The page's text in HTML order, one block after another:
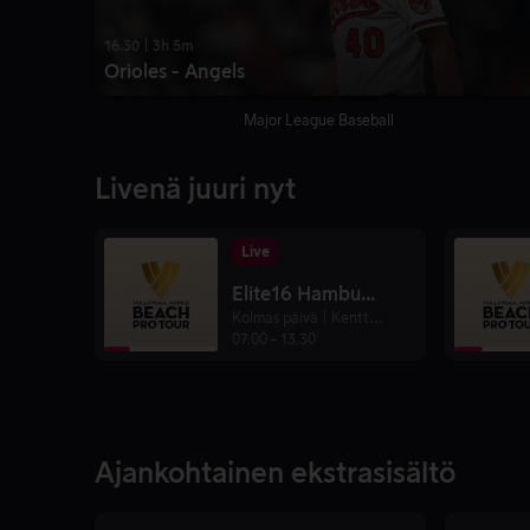
16.30 | 3h 5m
Orioles - Angels
Major League Baseball
Livenä juuri nyt
Live
Elite16 Hamburg
FIVB Volleyball
07.00
- 13.30
Ajankohtainen ekstrasisältö